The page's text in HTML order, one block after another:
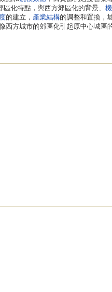
化特點，與西方郊區化的背景、
的建立， 產業結構的調整和置換，
方城市的郊區化引起原中心城區